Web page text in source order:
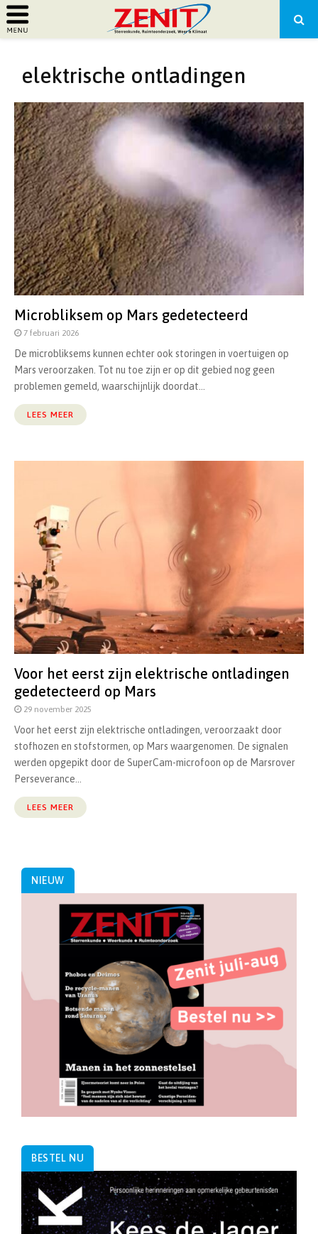
PRIMARY
MENU
elektrische ontladingen
Microbliksem op Mars gedetecteerd
7 februari 2026
De microbliksems kunnen echter ook storingen in voertuigen op
Mars veroorzaken. Tot nu toe zijn er op dit gebied nog geen
problemen gemeld, waarschijnlijk doordat...
LEES MEER
Voor het eerst zijn elektrische ontladingen
gedetecteerd op Mars
29 november 2025
Voor het eerst zijn elektrische ontladingen, veroorzaakt door
stofhozen en stofstormen, op Mars waargenomen. De signalen
werden opgepikt door de SuperCam-microfoon op de Marsrover
Perseverance...
LEES MEER
NIEUW
BESTEL NU